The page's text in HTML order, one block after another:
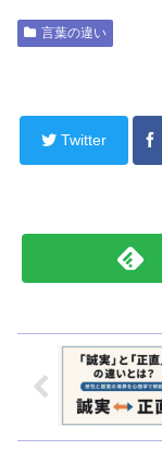
言葉の違い
Twitter